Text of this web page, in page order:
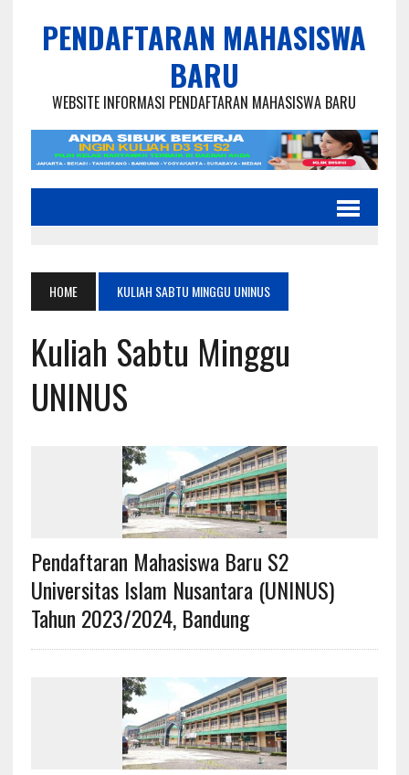
PENDAFTARAN MAHASISWA
BARU
WEBSITE INFORMASI PENDAFTARAN MAHASISWA BARU
HOME KULIAH SABTU MINGGU UNINUS
Kuliah Sabtu Minggu
UNINUS
Pendaftaran Mahasiswa Baru S2
Universitas Islam Nusantara (UNINUS)
Tahun 2023/2024, Bandung